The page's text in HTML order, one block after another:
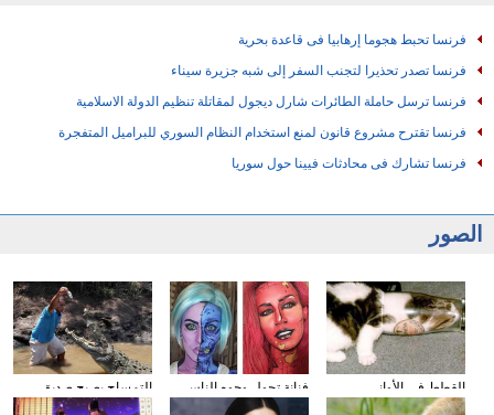
فرنسا تحبط هجوما إرهابيا فى قاعدة بحرية
فرنسا تصدر تحذيرا لتجنب السفر إلى شبه جزيرة سيناء
فرنسا ترسل حاملة الطائرات شارل ديجول لمقاتلة تنظيم الدولة الاسلامية
فرنسا تقترح مشروع قانون لمنع استخدام النظام السوري للبراميل المتفجرة
فرنسا تشارك فى محادثات فيينا حول سوريا
الصور
التمساح يصبح صديق
الناس في كوستا ريكا
فنانة تحول وجوه الناس
إلى الشخصيات الكرتونية
القطط في الأواني
الزجاجية